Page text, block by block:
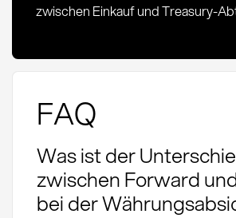
zwischen Einkauf und Treasury-
FAQ
Was ist der
zwischen Forward
bei der